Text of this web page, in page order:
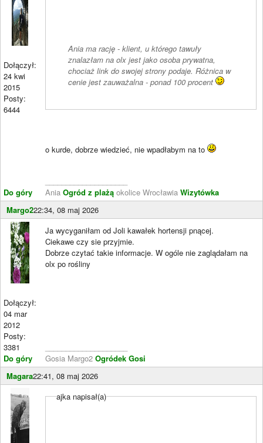
Dołączył:
24 kwi
2015
Posty:
6444
Do góry
Ania ma rację - klient, u którego tawuły
znalazłam na olx jest jako osoba prywatna,
chociaż link do swojej strony podaje. Różnica w
cenie jest zauważalna - ponad 100 procent
o kurde, dobrze wiedzieć, nie wpadłabym na to
Ania Ogród z plażą okolice Wrocławia Wizytówka
Margo222:34, 08 maj 2026
Dołączył:
04 mar
2012
Posty:
3381
Do góry
Ja wycyganiłam od Joli kawałek hortensji pnącej.
Ciekawe czy sie przyjmie.
Dobrze czytać takie informacje. W ogóle nie zaglądałam na
olx po rośliny
Gosia Margo2 Ogródek Gosi
Magara22:41, 08 maj 2026
ajka napisał(a)